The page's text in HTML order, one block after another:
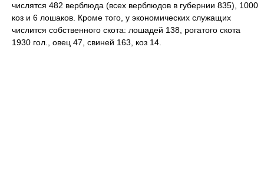
числятся 482 верблюда (всех верблюдов в губернии 835), 1000
коз и 6 лошаков. Кроме того, у экономических служащих
числится собственного скота: лошадей 138, рогатого скота
1930 гол., овец 47, свиней 163, коз 14.